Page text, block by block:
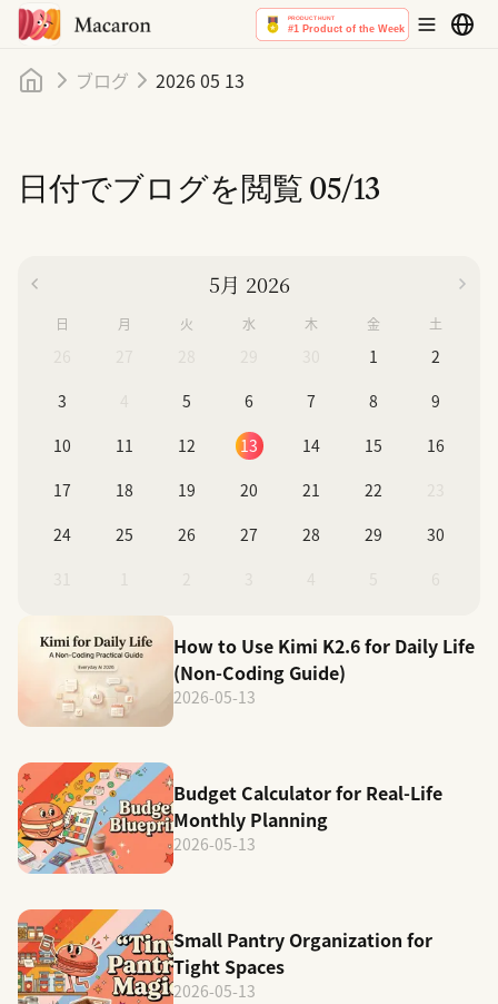
ホームブログ 2026 05 13
日付でブログを閲覧05/13
How to Use Kimi K2.6 for Daily Life
(Non-Coding Guide)
2026-05-13
Budget Calculator for Real-Life
Monthly Planning
2026-05-13
Small Pantry Organization for
Tight Spaces
2026-05-13
5月 2026
日 月 火 水 木 金 土
1
2
3
5 6 7 8
9
10
11 12 13 14 15
16
17
18 19 20 21 22
24
25 26 27 28 29
30